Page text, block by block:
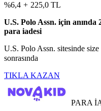
%6,4 + 225,0 TL
U.S. Polo Assn. için
para iadesi
U.S. Polo Assn. sitesinde
sonrasında
TIKLA KAZAN
PARA